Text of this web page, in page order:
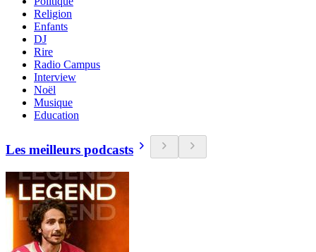
Religion
Enfants
DJ
Rire
Radio Campus
Interview
Noël
Musique
Education
Les meilleurs podcasts